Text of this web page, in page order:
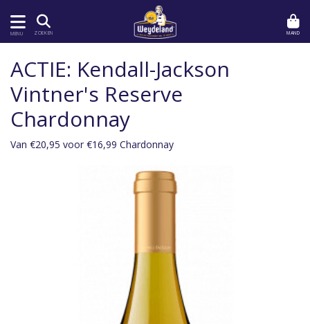
MENU ZOEKEN MAND
ACTIE: Kendall-Jackson
Vintner's Reserve
Chardonnay
Van €20,95 voor €16,99 Chardonnay